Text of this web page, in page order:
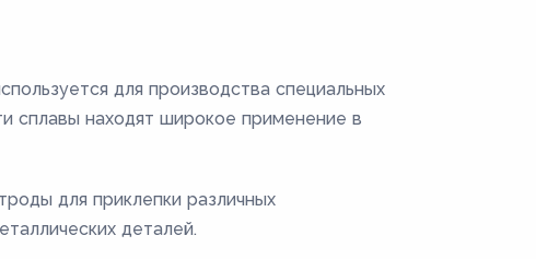
для производства специальных
сплавы находят широкое применение в
для приклепки различных
деталей.